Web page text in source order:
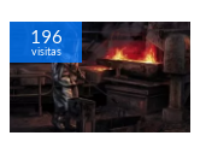
196
visitas